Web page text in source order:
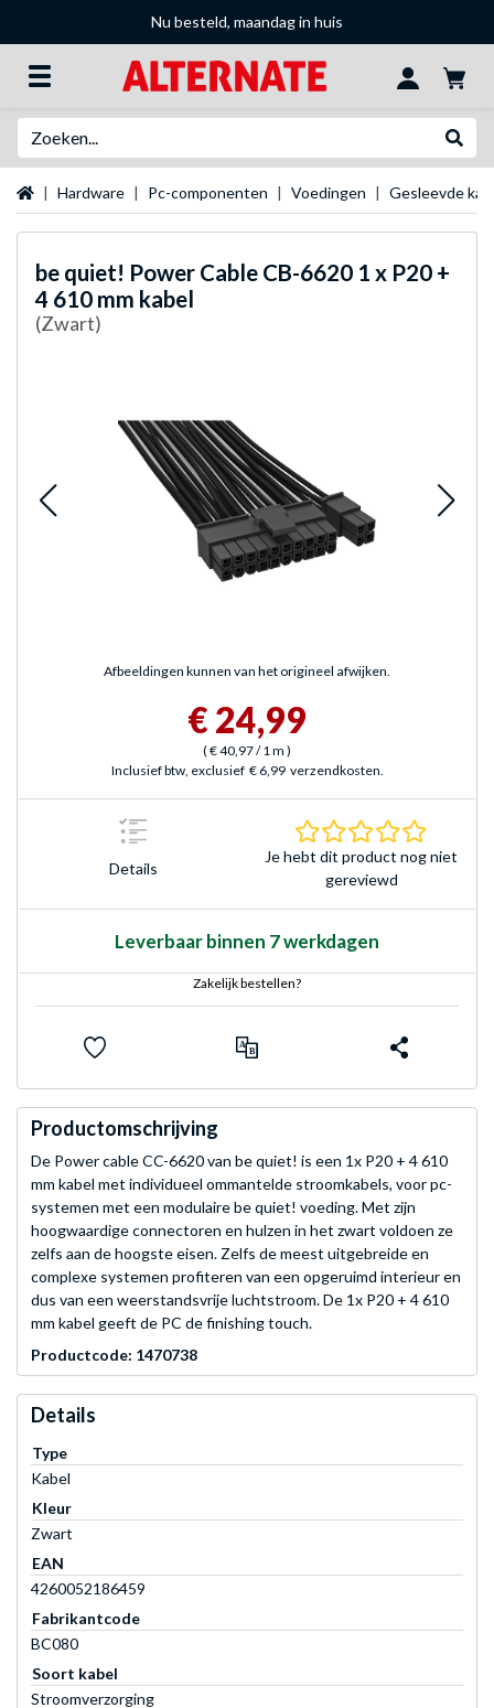
Nu besteld, maandag in huis
Startpagina
Hardware Pc-componenten Voedingen Gesleevde
be quiet! Power Cable CB-6620 1 x P20 +
4 610 mm kabel
(Zwart)
Afbeeldingen kunnen van het origineel afwijken.
€ 24,99
(€ 40,97/ 1 m )
Inclusief btw, exclusief € 6,99 verzendkosten.
Details
Je hebt dit product nog niet
gereviewd
Leverbaar binnen 7 werkdagen
Zakelijk bestellen?
Productomschrijving
De Power cable CC-6620 van be quiet! is een 1x P20 + 4 610
mm kabel met individueel ommantelde stroomkabels, voor pc-
systemen met een modulaire be quiet! voeding. Met zijn
hoogwaardige connectoren en hulzen in het zwart voldoen ze
zelfs aan de hoogste eisen. Zelfs de meest uitgebreide en
complexe systemen profiteren van een opgeruimd interieur en
dus van een weerstandsvrije luchtstroom. De 1x P20 + 4 610
mm kabel geeft de PC de finishing touch.
Productcode: 1470738
Details
Type
Kabel
Kleur
Zwart
EAN
4260052186459
Fabrikantcode
BC080
Soort kabel
Stroomverzorging